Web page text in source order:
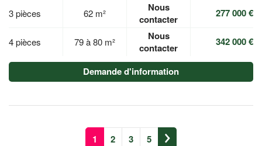
3 pièces 62 m²
Nous
contacter
277 000 €
4 pièces 79 à 80 m²
Nous
contacter
342 000 €
Demande d'information
1 2 3 5